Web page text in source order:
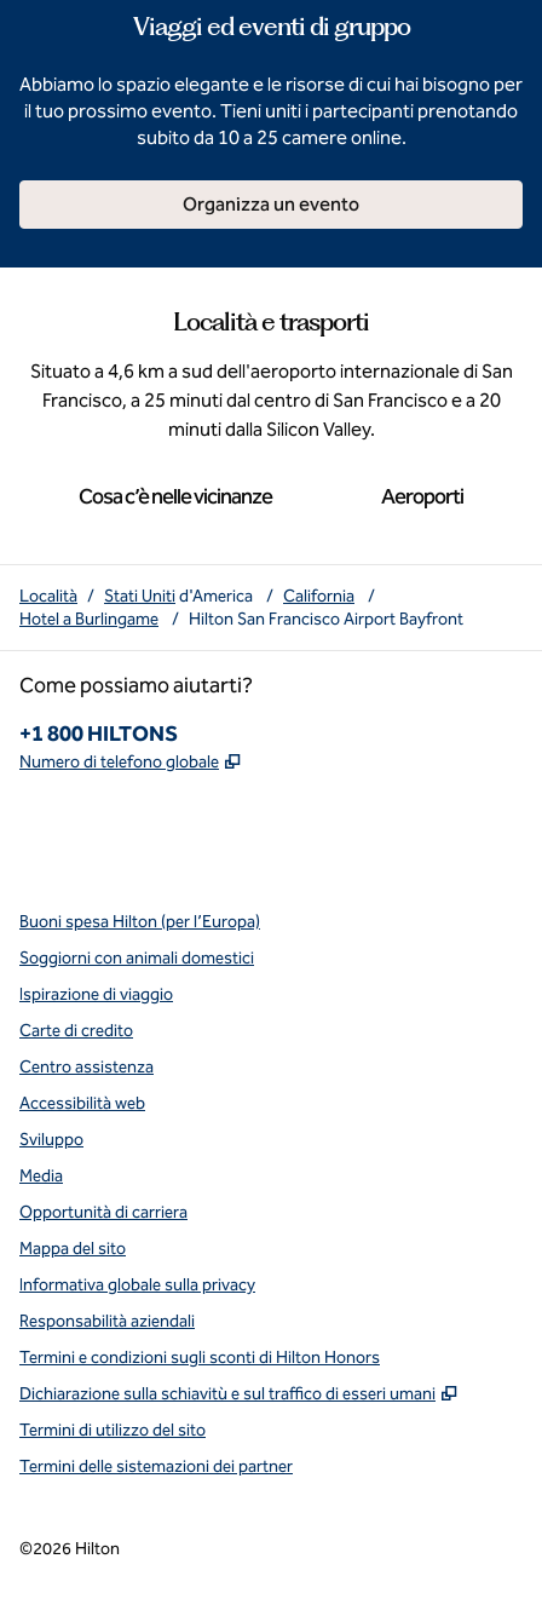
Viaggi ed eventi di gruppo
Abbiamo lo spazio elegante e le risorse di cui hai bisogno per
il tuo prossimo evento. Tieni uniti i partecipanti prenotando
subito da 10 a 25 camere online.
Organizza un evento
Località e trasporti
Situato a 4,6 km a sud dell'aeroporto internazionale di San
Francisco, a 25 minuti dal centro di San Francisco e a 20
minuti dalla Silicon Valley.
Cosa c’è nelle vicinanze Aeroporti
Località / Stati Unitid'America / California
/
Hotel a Burlingame
/ Hilton San Francisco Airport Bayfront
Come possiamo aiutarti?
Telefono:
+1 800 HILTONS
Numero di telefono globale ,
Buoni spesa Hilton (per l’Europa)
Soggiorni con animali domestici
Ispirazione di viaggio
Carte di credito
Centro assistenza
Accessibilità web
Sviluppo
Media
Opportunità di carriera
Mappa del sito
Informativa globale sulla privacy
Responsabilità aziendali
Termini e condizioni sugli sconti di Hilton Honors
Dichiarazione sulla schiavitù e sul traffico di esseri umani
,
Termini di utilizzo del sito
Termini delle sistemazioni dei partner
©2026 Hilton